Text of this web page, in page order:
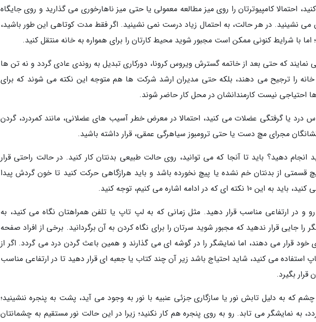
احتمالا کامپیوترتان را روی میز مطالعه معمولی یا حتی میز ناهارخوری می گذارید و روی جایگاه
می نشینید. در هر حالت، به احتمال زیاد درست نمی نشینید. اگر فقط مدت کوتاهی این طور باشید،
اما با شرایط کنونی ممکن است مجبور شوید محیط کارتان را برای همواره به خانه منتقل کنید.
که حتی بعد از خاتمه گسترش ویروس کرونا، دورکاری تبدیل به روندی عادی گردد و نه تن ها
خانه را ترجیح می دهند، بلکه حتی مدیران ارشد شرکت ها هم متوجه این نکته می شوند که برای
ها احتیاجی نیست کارمندانشان در محل کار حاضر شوند.
درد یا گرفتگی عضلات می کنید، احتمالا در معرض خطر آسیب های عضلانی، مانند کمردرد، گردن
مجرای مچ دست یا حتی ترومبوز سیاهرگی عمقی، قرار داشته باشید.
دهید؟ باید تا آنجا که می توانید، روی حالت طبیعی بدنتان کار کنید. در حالت راحتی قرار
قسمتی از بدنتان خم نشده یا پیچ نخورده باشد و باید هرازگاهی حرکت کنید تا خون گردش پیدا
که در ادامه اشاره می کنیم، توجه کنید.
و در ارتفاعی مناسب قرار دهید. مثل زمانی که به لپ تاپ یا تلفن همراهتان نگاه می کنید، به
را جایی قرار ندهید که مجبور شوید سرتان را برای نگاه کردن به آن برگردانید. برخی از افراد صفحه
خود قرار می دهند، اما نمایشگر را در گوشه ای می گذارند و همین باعث گردن درد می گردد. اگر از
استفاده می کنید، شاید احتیاج باشد زیر آن چند کتاب یا جعبه ای قرار دهید تا در ارتفاعی مناسب
بگیرد.
که به دلیل تابش نور یا سازگاری جزئی عنبیه با نور به وجود می آید، پشت به پنجره ننشینید؛
به نمایشگر می تابد. رو به روی پنجره هم کار نکنید؛ زیرا در این حالت نور مستقیم به چشمانتان